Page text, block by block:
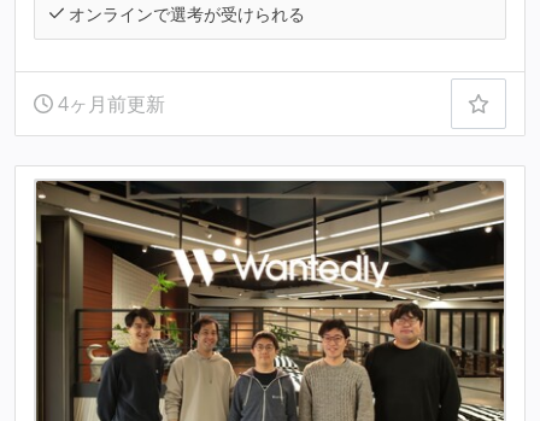
オンラインで選考が受けられる
4ヶ月前更新